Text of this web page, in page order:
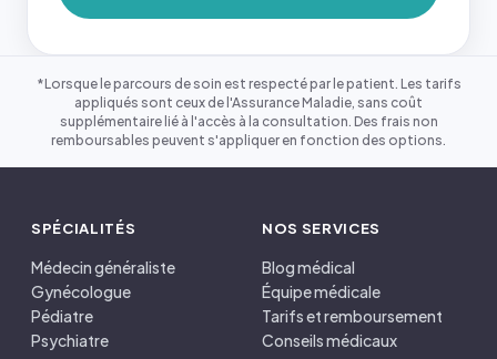
*Lorsque le parcours de soin est respecté par le patient. Les tarifs
appliqués sont ceux de l'Assurance Maladie, sans coût
supplémentaire lié à l'accès à la consultation. Des frais non
remboursables peuvent s'appliquer en fonction des options.
SPÉCIALITÉS
Médecin généraliste
Gynécologue
Pédiatre
Psychiatre
NOS SERVICES
Blog médical
Équipe médicale
Tarifs et remboursement
Conseils médicaux